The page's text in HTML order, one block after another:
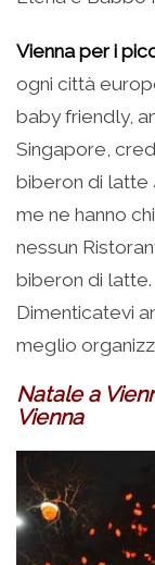
Vienna per i
ogni città
baby friendly,
Singapore,
biberon di latte
me ne hanno
nessun
biberon di latte.
Dimenticatevi
meglio
Natale a
Vienna